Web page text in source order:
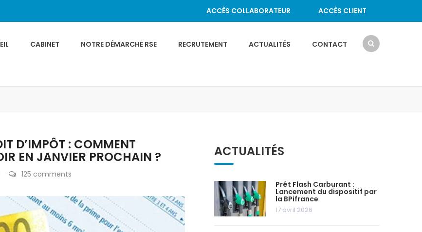
ACCÈS COLLABORATEUR ACCÈS CLIENT
CABINET NOTRE DÉMARCHE RSE RECRUTEMENT ACTUALITÉS CONTACT
D’IMPÔT : COMMENT
EN JANVIER PROCHAIN ?
125 comments
ACTUALITÉS
Prêt Flash Carburant :
Lancement du dispositif par
la BPifrance
17 avril 2026